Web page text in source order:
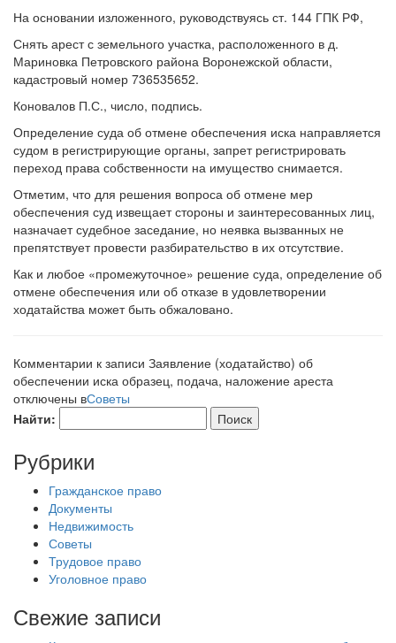
На основании изложенного, руководствуясь ст. 144 ГПК РФ,
Снять арест с земельного участка, расположенного в д.
Мариновка Петровского района Воронежской области,
кадастровый номер 736535652.
Коновалов П.С., число, подпись.
Определение суда об отмене обеспечения иска направляется
судом в регистрирующие органы, запрет регистрировать
переход права собственности на имущество снимается.
Отметим, что для решения вопроса об отмене мер
обеспечения суд извещает стороны и заинтересованных лиц,
назначает судебное заседание, но неявка вызванных не
препятствует провести разбирательство в их отсутствие.
Как и любое «промежуточное» решение суда, определение об
отмене обеспечения или об отказе в удовлетворении
ходатайства может быть обжаловано.
Комментарии к записи Заявление (ходатайство) об
обеспечении иска образец, подача, наложение ареста
отключены вСоветы
Найти:
Рубрики
Гражданское право
Документы
Недвижимость
Советы
Трудовое право
Уголовное право
Свежие записи